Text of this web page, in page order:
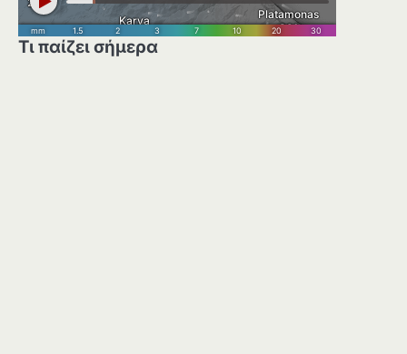
Τι παίζει σήμερα